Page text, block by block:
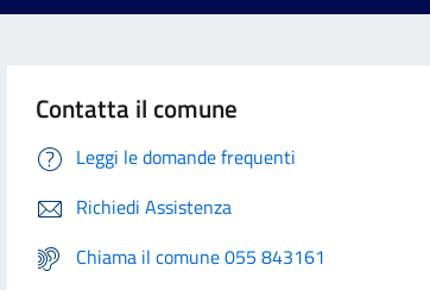
Contatta il comune
Leggi le domande frequenti
Richiedi Assistenza
Chiama il comune 055 843161